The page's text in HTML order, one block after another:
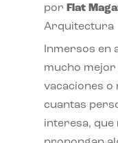
por Flat
Arquitectura
Inmersos en
mucho mejor
vacaciones o
cuantas
interesa, que